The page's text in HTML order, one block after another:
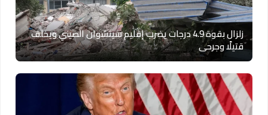
زلزال بقوة 4.9 درجات يضرب إقليم سيتشوان الصيني ويخلف
قتيلًا وجرحى